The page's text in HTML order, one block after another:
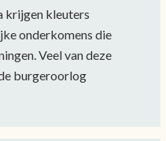
krijgen kleuters
onderkomens die
Veel van deze
burgeroorlog